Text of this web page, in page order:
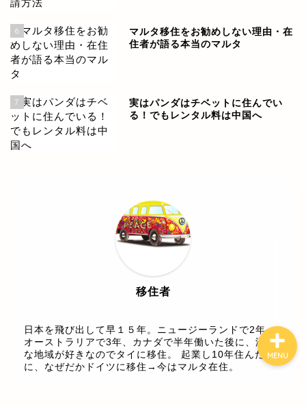
6
マルタ移住をお勧めしない理由・在
住者が語る本当のマルタ
7
実はパンダはチベットに住んでい
る！でもレンタル料は中国へ
移住者
日本を飛び出して早１５年。ニュージーランドで2年、
オーストラリアで3年、カナダで半年働いた後に、温暖
な地域が好きなのでタイに移住。 起業し10年住んだ後
に、なぜだかドイツに移住→今はマルタ在住。
MENU